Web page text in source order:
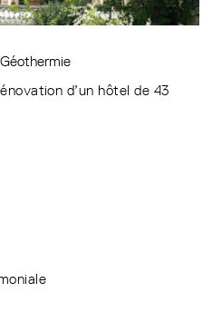
Géothermie
d’un hôtel de 43